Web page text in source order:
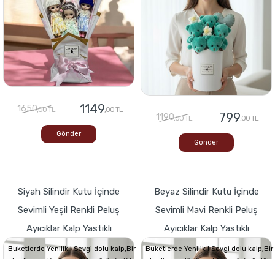
1650,00 TL 1149,00 TL
Gönder
1190,00 TL 799,00 TL
Gönder
Siyah Silindir Kutu İçinde
Sevimli Yeşil Renkli Peluş
Ayıcıklar Kalp Yastıklı
Buketlerde Yenilik ! Sevgi dolu kalp,Bir
Beyaz Silindir Kutu İçinde
Sevimli Mavi Renkli Peluş
Ayıcıklar Kalp Yastıklı
Buketlerde Yenilik ! Sevgi dolu kalp,Bir